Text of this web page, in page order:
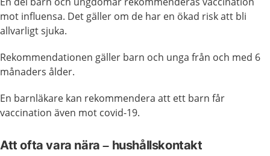
mot influensa. Det gäller om de har en ökad risk att bli
allvarligt sjuka.
Rekommendationen gäller barn och unga från och med 6
månaders ålder.
En barnläkare kan rekommendera att ett barn får
vaccination även mot covid-19.
Att ofta vara nära – hushållskontakt